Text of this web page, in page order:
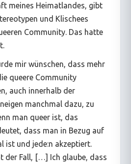
meines Heimatlandes, gibt
und Klischees
Community. Das hatte
mir wünschen, dass mehr
queere Community
auch innerhalb der
manchmal dazu, zu
man queer ist, das
dass man in Bezug auf
ist und jede:n akzeptiert.
der Fall, […] Ich glaube, dass